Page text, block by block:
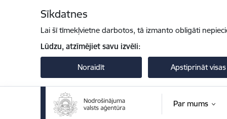
Sīkdatnes
Lai šī tīmekļvietne darbotos, tā izmanto obligāti
Lūdzu, atzīmējiet savu izvēli:
Noraidīt Apstiprināt visas
Par mums